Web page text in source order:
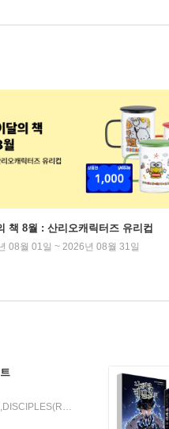
책 8월 : 산리오캐릭터즈 유리컵
08월 01일 ~ 2026년 08월 31일
추공 원저/장성락(REDICE STUDIO),DISCIPLES(REDICE STUDIO) 글그림
|